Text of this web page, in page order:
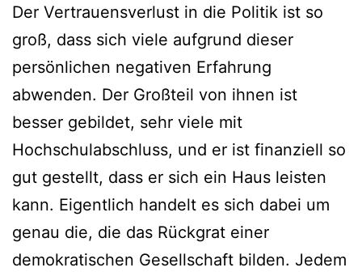
Der Vertrauensverlust in die Politik ist so
groß, dass sich viele aufgrund dieser
persönlichen negativen Erfahrung
abwenden. Der Großteil von ihnen ist
besser gebildet, sehr viele mit
Hochschulabschluss, und er ist finanziell so
gut gestellt, dass er sich ein Haus leisten
kann. Eigentlich handelt es sich dabei um
genau die, die das Rückgrat einer
demokratischen Gesellschaft bilden. Jedem